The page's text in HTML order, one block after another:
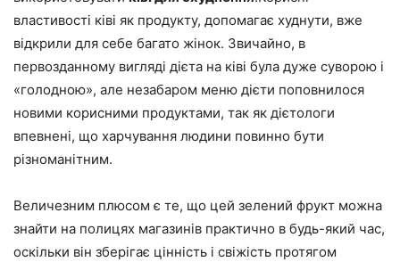
властивості ківі як продукту, допомагає худнути, вже
відкрили для себе багато жінок. Звичайно, в
первозданному вигляді дієта на ківі була дуже суворою і
«голодною», але незабаром меню дієти поповнилося
новими корисними продуктами, так як дієтологи
впевнені, що харчування людини повинно бути
різноманітним.
Величезним плюсом є те, що цей зелений фрукт можна
знайти на полицях магазинів практично в будь-який час,
оскільки він зберігає цінність і свіжість протягом